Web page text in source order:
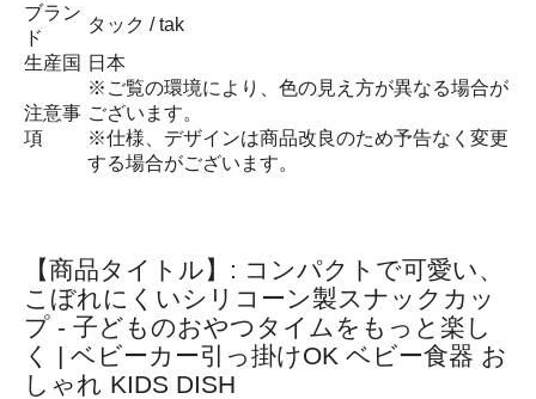
ブラン
ド
タック / tak
生産国
日本
注意事
項
※ご覧の環境により、色の見え方が異なる場合が
ございます。
※仕様、デザインは商品改良のため予告なく変更
する場合がございます。
【商品タイトル】: コンパクトで可愛い、
こぼれにくいシリコーン製スナックカッ
プ - 子どものおやつタイムをもっと楽し
く | ベビーカー引っ掛けOK ベビー食器 お
しゃれ KIDS DISH